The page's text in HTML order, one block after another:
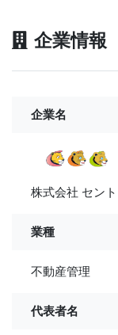
企業情報
企業名
株式会社 セン
業種
不動産管理
代表者名